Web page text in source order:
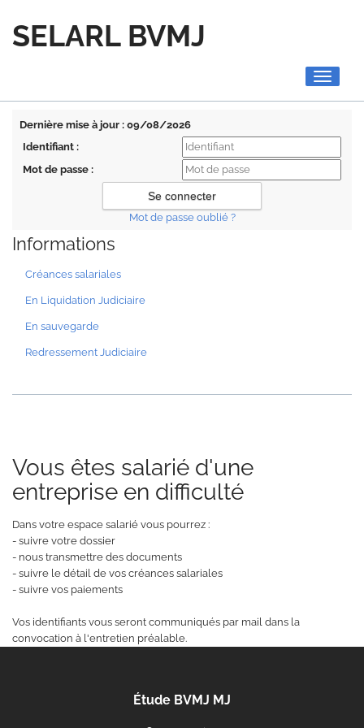
SELARL BVMJ
Toggle
Dernière mise à jour : 09/08/2026
Identifiant :
Mot de passe :
Mot de passe oublié ?
Informations
Créances salariales
En Liquidation Judiciaire
En sauvegarde
Redressement Judiciaire
Vous êtes salarié d'une
entreprise en difficulté
Dans votre espace salarié vous pourrez :
- suivre votre dossier
- nous transmettre des documents
- suivre le détail de vos créances salariales
- suivre vos paiements
Vos identifiants vous seront communiqués par mail dans la
convocation à l'entretien préalable.
Étude BVMJ MJ